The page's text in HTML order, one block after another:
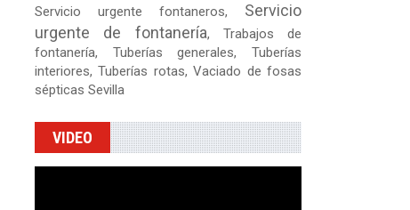
Servicio urgente fontaneros, Servicio
urgente de fontanería, Trabajos de
fontanería, Tuberías generales, Tuberías
interiores, Tuberías rotas, Vaciado de fosas
sépticas Sevilla
VIDEO